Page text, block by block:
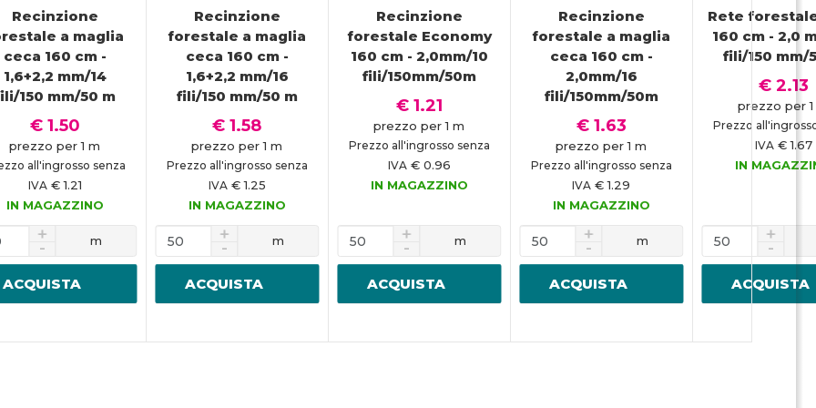
Recinzione
a maglia
ceca 160 cm -
1,6+2,2 mm/14
150 mm/50 m
€ 1.50
prezzo per 1 m
all'ingrosso senza
IVA€ 1.21
IN MAGAZZINO
m
ACQUISTA
Recinzione
forestale a maglia
ceca 160 cm -
1,6+2,2 mm/16
fili/150 mm/50 m
€ 1.58
prezzo per 1 m
Prezzo all'ingrosso senza
IVA€ 1.25
IN MAGAZZINO
m
ACQUISTA
Recinzione
forestale Economy
160 cm - 2,0mm/10
fili/150mm/50m
€ 1.21
prezzo per 1 m
Prezzo all'ingrosso senza
IVA€ 0.96
IN MAGAZZINO
m
ACQUISTA
Recinzione
forestale a maglia
ceca 160 cm -
2,0mm/16
fili/150mm/50m
€ 1.63
prezzo per 1 m
Prezzo all'ingrosso senza
IVA € 1.29
IN MAGAZZINO
m
ACQUISTA
Rete
160 cm - 2,0
fili/150 mm/
€ 2.13
prezzo per
Prezzo
IVA€ 1.67
IN
ACQUISTA